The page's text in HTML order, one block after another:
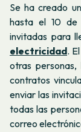
Se ha creado
hasta el 10 de
invitadas para
electricidad.
otras
contratos
enviar las
todas las
correo